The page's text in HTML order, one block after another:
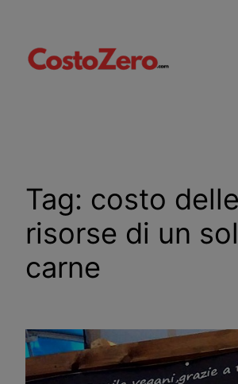
contenuto
Tag: costo delle
risorse di un
carne